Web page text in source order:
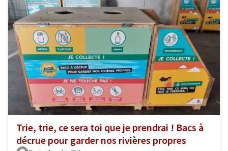
Trie, trie, ce sera toi que je prendrai ! Bacs à
décrue pour garder nos rivières propres